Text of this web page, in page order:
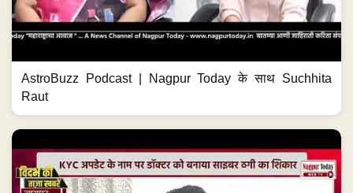
AstroBuzz Podcast | Nagpur Today के साथ Suchhita
Raut